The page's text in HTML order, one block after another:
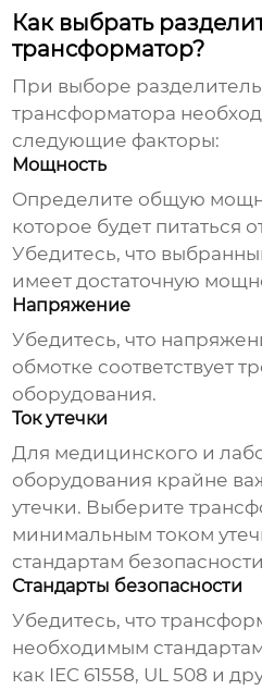
Как выбрать
трансформатор?
При выборе
трансформатора
следующие факторы:
Мощность
Определите общую
которое будет питаться
Убедитесь, что
имеет достаточную
Напряжение
Убедитесь, что
обмотке соответствует
оборудования.
Ток утечки
Для медицинского и
оборудования крайне
утечки. Выберите
минимальным током
стандартам
Стандарты безопасности
Убедитесь, что
необходимым
как IEC 61558, UL 508 и